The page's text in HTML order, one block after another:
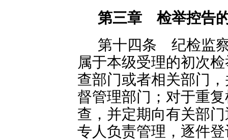
第三章 检举控告
第十四条 纪检监
属于本级受理的初次
查部门或者相关部门
督管理部门；对于重
查，并定期向有关部
专人负责管理，逐件